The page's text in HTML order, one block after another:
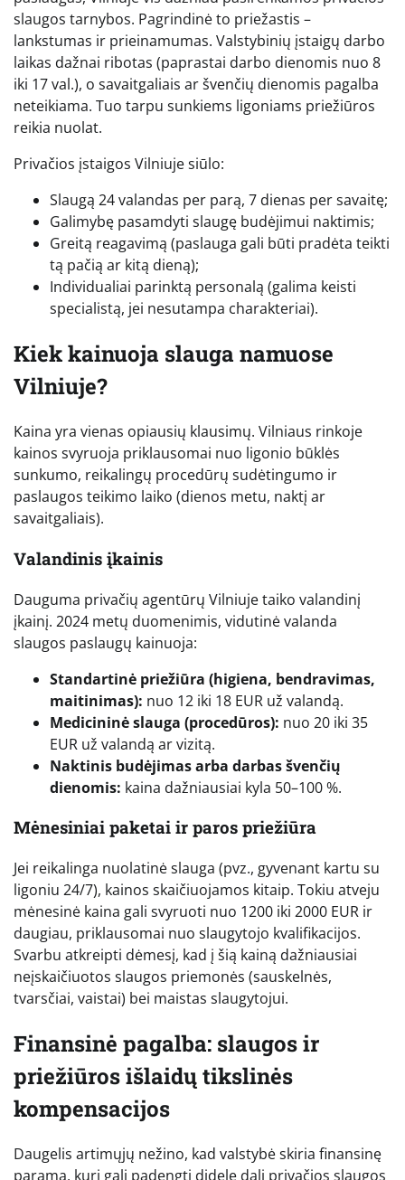
slaugos tarnybos. Pagrindinė to priežastis –
lankstumas ir prieinamumas. Valstybinių įstaigų darbo
laikas dažnai ribotas (paprastai darbo dienomis nuo 8
iki 17 val.), o savaitgaliais ar švenčių dienomis pagalba
neteikiama. Tuo tarpu sunkiems ligoniams priežiūros
reikia nuolat.
Privačios įstaigos Vilniuje siūlo:
Slaugą 24 valandas per parą, 7 dienas per savaitę;
Galimybę pasamdyti slaugę budėjimui naktimis;
Greitą reagavimą (paslauga gali būti pradėta teikti
tą pačią ar kitą dieną);
Individualiai parinktą personalą (galima keisti
specialistą, jei nesutampa charakteriai).
Kiek kainuoja slauga namuose
Vilniuje?
Kaina yra vienas opiausių klausimų. Vilniaus rinkoje
kainos svyruoja priklausomai nuo ligonio būklės
sunkumo, reikalingų procedūrų sudėtingumo ir
paslaugos teikimo laiko (dienos metu, naktį ar
savaitgaliais).
Valandinis įkainis
Dauguma privačių agentūrų Vilniuje taiko valandinį
įkainį. 2024 metų duomenimis, vidutinė valanda
slaugos paslaugų kainuoja:
Standartinė priežiūra (higiena, bendravimas,
maitinimas): nuo 12 iki 18 EUR už valandą.
Medicininė slauga (procedūros): nuo 20 iki 35
EUR už valandą ar vizitą.
Naktinis budėjimas arba darbas švenčių
dienomis: kaina dažniausiai kyla 50–100 %.
Mėnesiniai paketai ir paros priežiūra
Jei reikalinga nuolatinė slauga (pvz., gyvenant kartu su
ligoniu 24/7), kainos skaičiuojamos kitaip. Tokiu atveju
mėnesinė kaina gali svyruoti nuo 1200 iki 2000 EUR ir
daugiau, priklausomai nuo slaugytojo kvalifikacijos.
Svarbu atkreipti dėmesį, kad į šią kainą dažniausiai
neįskaičiuotos slaugos priemonės (sauskelnės,
tvarsčiai, vaistai) bei maistas slaugytojui.
Finansinė pagalba: slaugos ir
priežiūros išlaidų tikslinės
kompensacijos
Daugelis artimųjų nežino, kad valstybė skiria finansinę
paramą, kuri gali padengti didelę dalį privačios slaugos